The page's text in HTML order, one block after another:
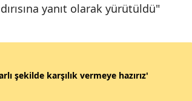
yanıt olarak yürütüldü"
şekilde karşılık vermeye hazırız'